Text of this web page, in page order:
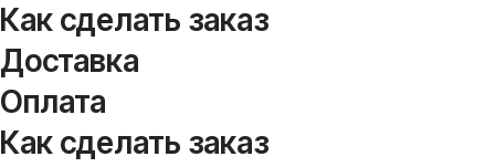
Как сделать заказ
Доставка
Оплата
Как сделать заказ